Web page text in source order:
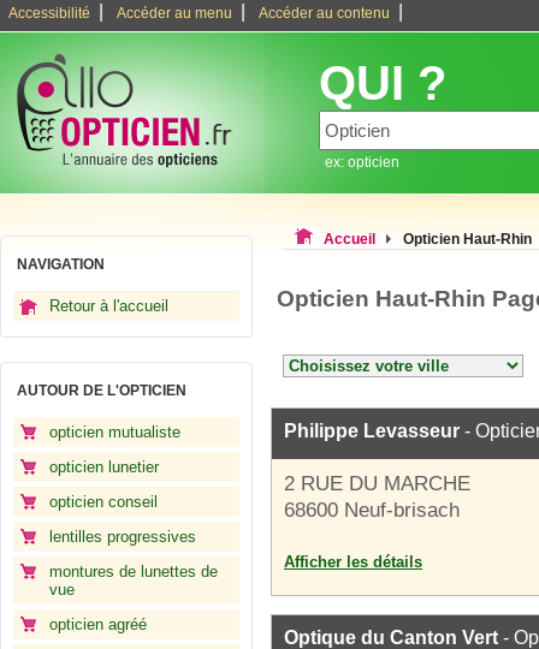
Accessibilité Accéder au menu Accéder au contenu
QUI ?
ex: opticien
NAVIGATION
Retour à l'accueil
AUTOUR DE L'OPTICIEN
opticien mutualiste
opticien lunetier
opticien conseil
lentilles progressives
montures de lunettes de
vue
opticien agréé
Accueil Opticien Haut-Rhin
Opticien Haut-Rhin
Philippe Levasseur -
2 RUE DU MARCHE
68600 Neuf-brisach
Afficher les détails
Optique du Canton Vert -